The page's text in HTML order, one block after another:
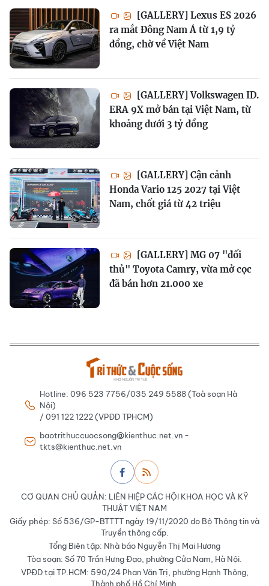
[GALLERY] Lexus ES 2026
ra mắt Đông Nam Á từ 1,9 tỷ
đồng, chờ về Việt Nam
[GALLERY] Volkswagen ID.
ERA 9X mở bán tại Việt Nam, từ
khoảng dưới 3 tỷ đồng
[GALLERY] Cận cảnh
Honda Vario 125 2027 tại Việt
Nam, chốt giá từ 42 triệu
[GALLERY] MG 07 "đối
thủ" Toyota Camry, vừa mở cọc
đã bán hơn 21.000 xe
Hotline: 096 523 7756/035 249 5588 (Toà soạn Hà
Nội)
/ 091 122 1222 (VPĐD TPHCM)
baotrithuccuocsong@kienthuc.net.vn -
tkts@kienthuc.net.vn
CƠ QUAN CHỦ QUẢN: LIÊN HIỆP CÁC HỘI KHOA HỌC VÀ KỸ
THUẬT VIỆT NAM
Giấy phép: Số 536/GP-BTTTT ngày 19/11/2020 do Bộ Thông tin và
Truyền thông cấp.
Tổng Biên tập: Nhà báo Nguyễn Thị Mai Hương
Tòa soạn: Số 70 Trần Hưng Đạo, phường Cửa Nam, Hà Nội.
VPĐD tại TP.HCM: 590/24 Phan Văn Trị, phường Hạnh Thông,
Thành phố Hồ Chí Minh.